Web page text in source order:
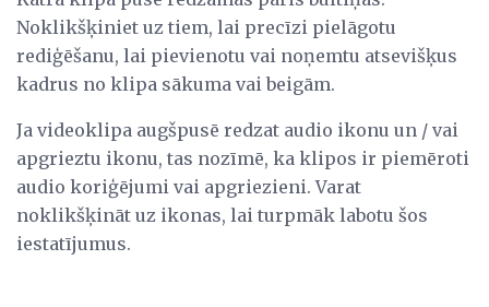
Noklikšķiniet uz tiem, lai precīzi pielāgotu
rediģēšanu, lai pievienotu vai noņemtu atsevišķus
kadrus no klipa sākuma vai beigām.
Ja videoklipa augšpusē redzat audio ikonu un / vai
apgrieztu ikonu, tas nozīmē, ka klipos ir piemēroti
audio koriģējumi vai apgriezieni. Varat
noklikšķināt uz ikonas, lai turpmāk labotu šos
iestatījumus.